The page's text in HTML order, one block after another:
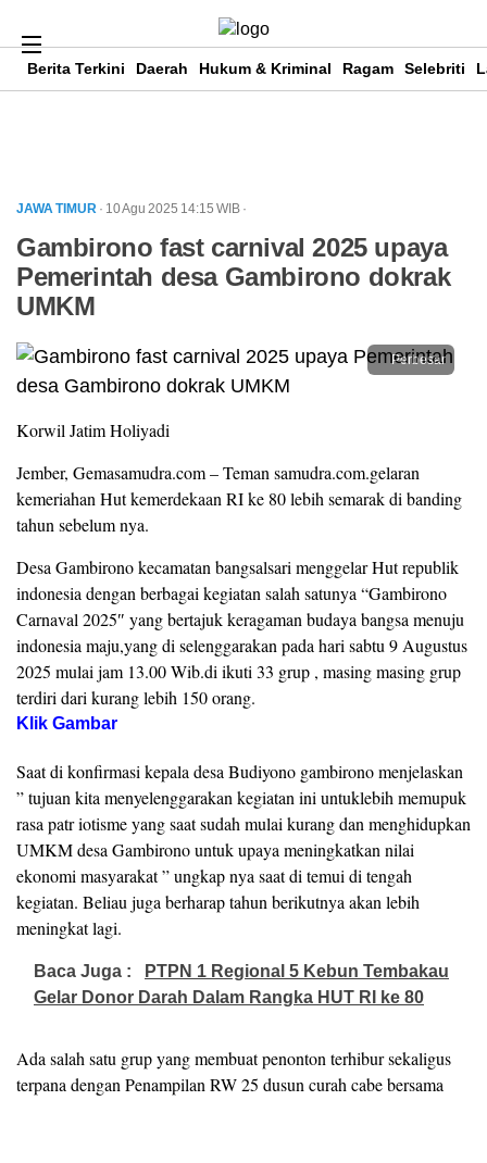
Berita Terkini Daerah Hukum & Kriminal Ragam Selebriti
JAWA TIMUR · 10 Agu 2025 14:15 WIB ·
Gambirono fast carnival 2025 upaya
Pemerintah desa Gambirono dokrak
UMKM
Perbesar
Korwil Jatim Holiyadi
Jember, Gemasamudra.com – Teman samudra.com.gelaran
kemeriahan Hut kemerdekaan RI ke 80 lebih semarak di banding
tahun sebelum nya.
Desa Gambirono kecamatan bangsalsari menggelar Hut republik
indonesia dengan berbagai kegiatan salah satunya “Gambirono
Carnaval 2025″ yang bertajuk keragaman budaya bangsa menuju
indonesia maju,yang di selenggarakan pada hari sabtu 9 Augustus
2025 mulai jam 13.00 Wib.di ikuti 33 grup , masing masing grup
terdiri dari kurang lebih 150 orang.
Klik Gambar
Saat di konfirmasi kepala desa Budiyono gambirono menjelaskan
” tujuan kita menyelenggarakan kegiatan ini untuklebih memupuk
rasa patr iotisme yang saat sudah mulai kurang dan menghidupkan
UMKM desa Gambirono untuk upaya meningkatkan nilai
ekonomi masyarakat ” ungkap nya saat di temui di tengah
kegiatan. Beliau juga berharap tahun berikutnya akan lebih
meningkat lagi.
Baca Juga :
PTPN 1 Regional 5 Kebun Tembakau
Gelar Donor Darah Dalam Rangka HUT RI ke 80
Ada salah satu grup yang membuat penonton terhibur sekaligus
terpana dengan Penampilan RW 25 dusun curah cabe bersama